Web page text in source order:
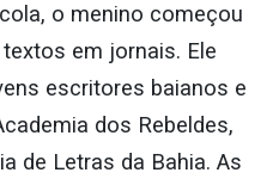
o menino começou
em jornais. Ele
escritores baianos e
dos Rebeldes,
de Letras da Bahia. As